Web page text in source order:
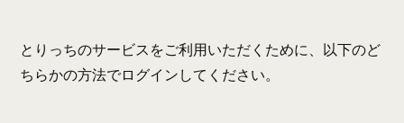
とりっちのサービスをご利用いただくために、以下のど
ちらかの方法でログインしてください。